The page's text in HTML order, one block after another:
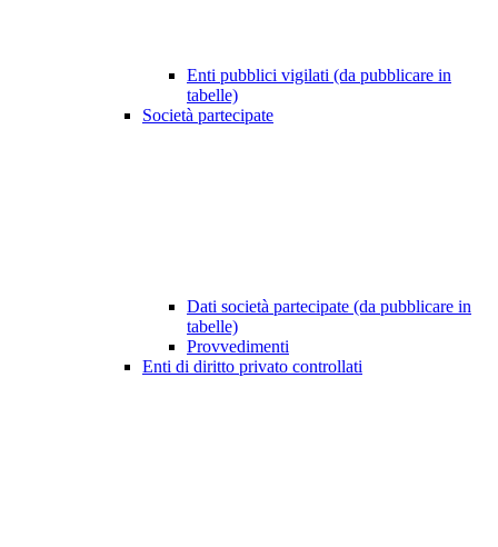
Enti pubblici vigilati (da pubblicare in
tabelle)
Società partecipate
Dati società partecipate (da pubblicare in
tabelle)
Provvedimenti
Enti di diritto privato controllati